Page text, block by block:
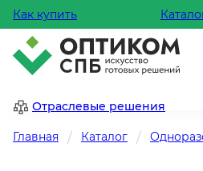
Как купить
Отраслевые решения
Главная Каталог